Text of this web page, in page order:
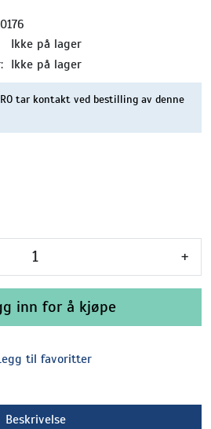
Ikke på lager
Ikke på lager
tar kontakt ved bestilling av denne
+
inn for å kjøpe
til favoritter
Beskrivelse